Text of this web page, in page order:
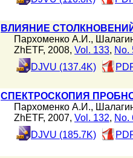
ВЛИЯНИЕ
Пархоменко А.И.,
ZhETF, 2008, Vol. 133, No.
DJVU (137.4K)
СПЕКТРОСКОПИЯ
Пархоменко А.И.,
ZhETF, 2007, Vol. 132, No.
DJVU (185.7K)